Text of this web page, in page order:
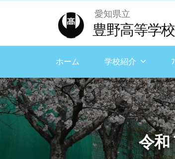
愛知県立
豊野高等学校
ホーム 学校紹介
令和